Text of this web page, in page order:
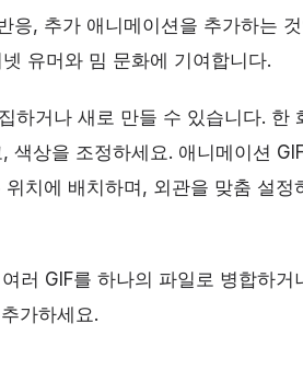
응, 추가 애니메이션을 추가하는
유머와 밈 문화에 기여합니다.
하거나 새로 만들 수 있습니다. 한
상을 조정하세요. 애니메이션
치에 배치하며, 외관을 맞춤 설정
러 GIF를 하나의 파일로 병합하거
가하세요.